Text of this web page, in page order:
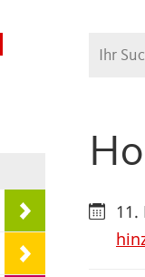
Suche
11.